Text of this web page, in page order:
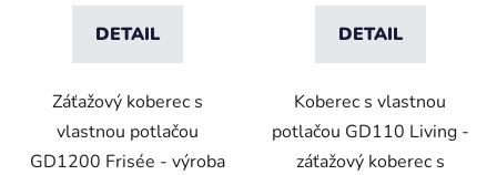
DETAIL
Záťažový koberec s
vlastnou potlačou
GD1200 Frisée - výroba
DETAIL
Koberec s vlastnou
potlačou GD110 Living -
záťažový koberec s